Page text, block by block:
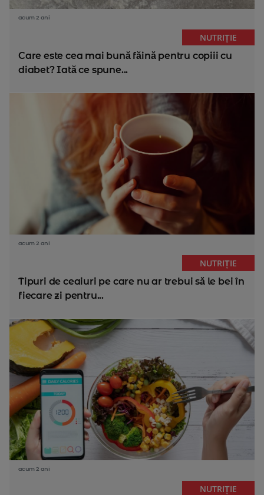
acum 2 ani
NUTRIȚIE
Care este cea mai bună făină pentru copiii cu
diabet? Iată ce spune...
acum 2 ani
NUTRIȚIE
Tipuri de ceaiuri pe care nu ar trebui să le bei în
fiecare zi pentru...
acum 2 ani
NUTRIȚIE